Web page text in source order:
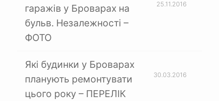
гаражів у Броварах на
бульв. Незалежності –
ФОТО
25.11.2016
Які будинки у Броварах
планують ремонтувати
цього року – ПЕРЕЛІК
30.03.2016